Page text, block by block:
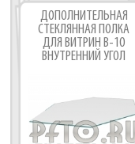
ДОПОЛНИТЕЛЬНАЯ
СТЕКЛЯННАЯ ПОЛКА
ДЛЯ ВИТРИН В-10
ВНУТРЕННИЙ УГОЛ